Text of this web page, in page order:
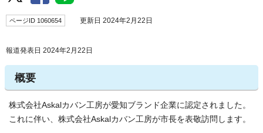
ページID 1060654 更新日 2024年2月22日
報道発表日 2024年2月22日
概要
株式会社Askalカバン工房が愛知ブランド企業に認定されました。
これに伴い、株式会社Askalカバン工房が市長を表敬訪問します。